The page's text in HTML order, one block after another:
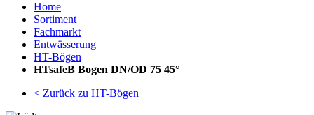
Home
Sortiment
Fachmarkt
Entwässerung
HT-Bögen
HTsafeB Bogen DN/OD 75 45°
< Zurück zu HT-Bögen